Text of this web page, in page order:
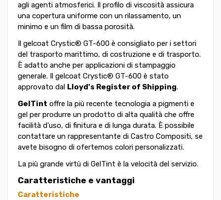
agli agenti atmosferici. Il profilo di viscosità assicura
una copertura uniforme con un rilassamento, un
minimo e un film di bassa porosità.
Il gelcoat Crystic® GT-600 è consigliato per i settori
del trasporto marittimo, di costruzione e di trasporto.
È adatto anche per applicazioni di stampaggio
generale. Il gelcoat Crystic® GT-600 è stato
approvato dal Lloyd's Register of Shipping.
GelTint offre la più recente tecnologia a pigmenti e
gel per produrre un prodotto di alta qualità che offre
facilità d'uso, di finitura e di lunga durata. È possibile
contattare un rappresentante di Castro Compositi, se
avete bisogno di ofertemos colori personalizzati.
La più grande virtù di GelTint è la velocità del servizio.
Caratteristiche e vantaggi
Caratteristiche